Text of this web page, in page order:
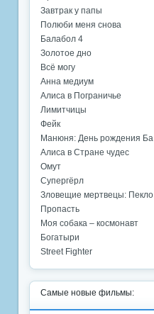
Завтрак у папы
Полюби меня снова
Балабол 4
Золотое дно
Всё могу
Анна медиум
Алиса в Пограничье
Лимитчицы
Фейк
Манюня: День рождения Ба
Алиса в Стране чудес
Омут
Супергёрл
Зловещие мертвецы: Пекло
Пропасть
Моя собака – космонавт
Богатыри
Street Fighter
Самые новые фильмы: